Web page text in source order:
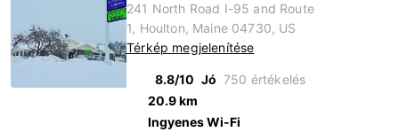
241 North Road I-95 and Route
1, Houlton, Maine 04730, US
Térkép megjelenítése
8.8/10 Jó 750 értékelés
20.9 km
Ingyenes Wi-Fi